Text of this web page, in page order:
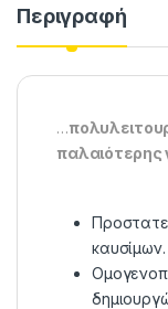
Περιγραφή
…
παλαιότερης
καυσίμων.